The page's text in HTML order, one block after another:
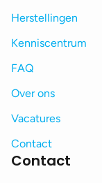
Herstellingen
Kenniscentrum
FAQ
Over ons
Vacatures
Contact
Contact